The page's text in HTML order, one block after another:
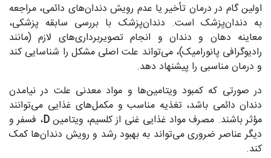
اولین گام در درمان تأخیر یا عدم رویش دندان‌های دائمی، مراجعه
به دندان‌پزشک است. دندان‌پزشک با بررسی سابقه پزشکی،
معاینه دهان و دندان و انجام تصویربرداری‌های لازم (مانند
رادیوگرافی پانورامیک)، می‌تواند علت اصلی مشکل را شناسایی کند
و درمان مناسبی را پیشنهاد دهد.
در صورتی که کمبود ویتامین‌ها و مواد معدنی علت در نیامدن
دندان دائمی باشد، تغذیه مناسب و مکمل‌های غذایی می‌توانند
مؤثر باشند. مصرف مواد غذایی غنی از کلسیم، ویتامینD، فسفر و
دیگر عناصر ضروری می‌تواند به بهبود رشد و رویش دندان‌ها کمک
کند.